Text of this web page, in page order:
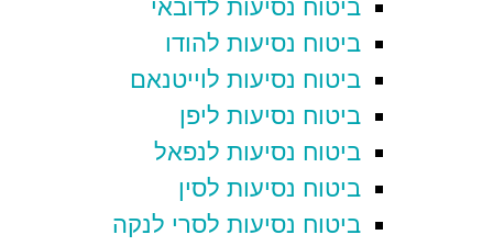
ביטוח נסיעות לדובאי
ביטוח נסיעות להודו
ביטוח נסיעות לוייטנאם
ביטוח נסיעות ליפן
ביטוח נסיעות לנפאל
ביטוח נסיעות לסין
ביטוח נסיעות לסרי לנקה